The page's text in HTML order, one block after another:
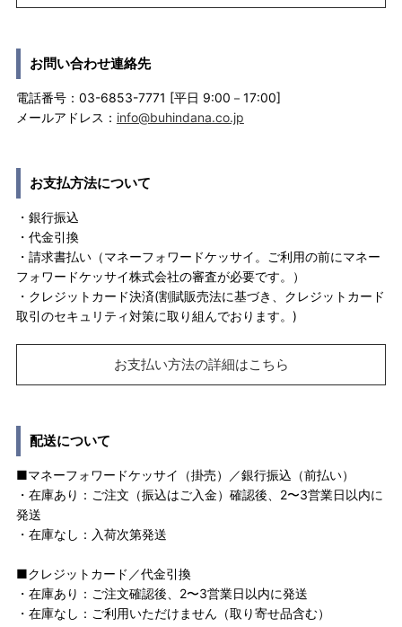
お問い合わせ連絡先
電話番号：03-6853-7771 [平日 9:00－17:00]
メールアドレス： info@buhindana.co.jp
お支払方法について
・銀行振込
・代金引換
・請求書払い（マネーフォワードケッサイ。ご利用の前にマネー
フォワードケッサイ株式会社の審査が必要です。）
・クレジットカード決済(割賦販売法に基づき、クレジットカード
取引のセキュリティ対策に取り組んでおります。)
お支払い方法の詳細はこちら
配送について
■マネーフォワードケッサイ（掛売）／銀行振込（前払い）
・在庫あり：ご注文（振込はご入金）確認後、2〜3営業日以内に
発送
・在庫なし：入荷次第発送
■クレジットカード／代金引換
・在庫あり：ご注文確認後、2〜3営業日以内に発送
・在庫なし：ご利用いただけません（取り寄せ品含む）